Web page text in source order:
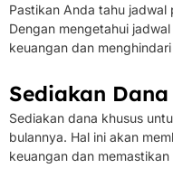
Pastikan Anda tahu jadwal
Dengan mengetahui
keuangan dan
Sediakan Dana
Sediakan dana khusus
bulannya. Hal ini akan
keuangan dan